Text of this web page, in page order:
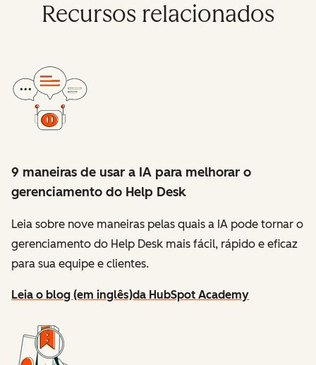
Recursos relacionados
9 maneiras de usar a IA para melhorar o
gerenciamento do Help Desk
Leia sobre nove maneiras pelas quais a IA pode tornar o
gerenciamento do Help Desk mais fácil, rápido e eficaz
para sua equipe e clientes.
Leia o blog (em inglês)da HubSpot Academy